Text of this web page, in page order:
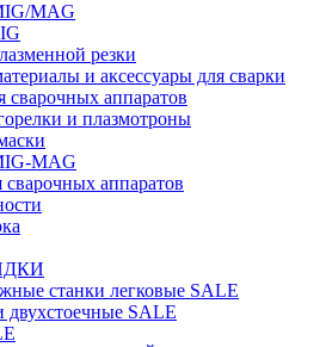
MAG
резки
и аксессуары для сварки
сварочных аппаратов
и плазмотроны
MAG
аппаратов
станки легковые SALE
SALE